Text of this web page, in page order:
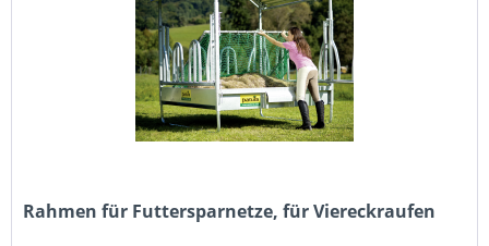
Rahmen für Futtersparnetze, für Viereckraufen